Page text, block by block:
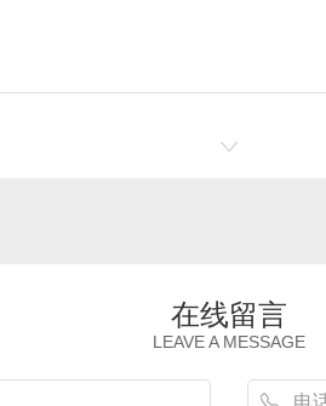
在线留言
LEAVE A MESSAGE